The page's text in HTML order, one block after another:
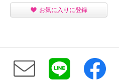
お気に入りに登録